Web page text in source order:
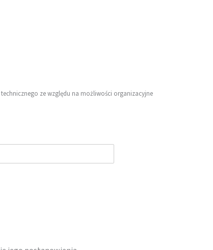
ze względu na możliwości organizacyjne